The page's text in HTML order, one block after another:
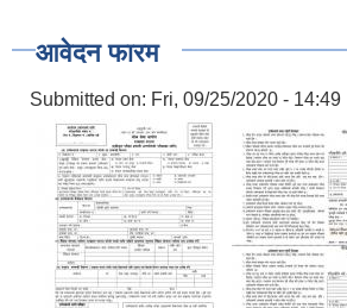
आवेदन फारम
Submitted on: Fri, 09/25/2020 - 14:49